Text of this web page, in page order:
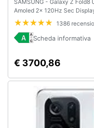
SAMSUNG - Galaxy Z Fold8
Amoled 2x 120Hz Sec
200+20+10MP Selfie 10MP
Sanapdragon 8 Elite Gen5
1386
Scheda informativa
€ 3700,86